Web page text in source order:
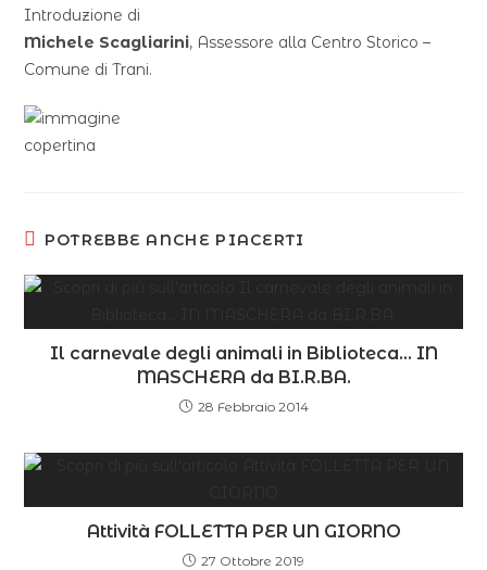
Introduzione di
Michele Scagliarini, Assessore alla Centro Storico –
Comune di Trani.
POTREBBE ANCHE PIACERTI
Il carnevale degli animali in Biblioteca… IN
MASCHERA da BI.R.BA.
28 Febbraio 2014
Attività FOLLETTA PER UN GIORNO
27 Ottobre 2019